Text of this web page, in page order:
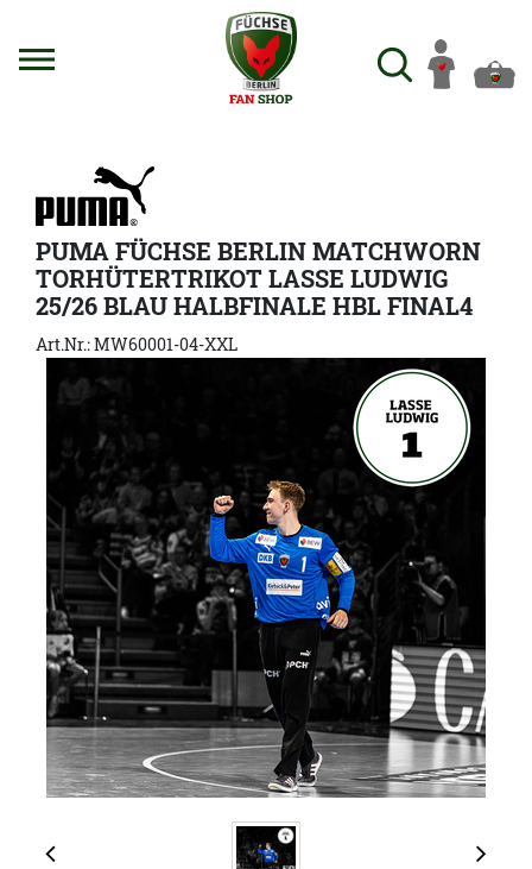
PUMA FÜCHSE BERLIN MATCHWORN
TORHÜTERTRIKOT LASSE LUDWIG
25/26 BLAU HALBFINALE HBL FINAL4
Art.Nr.: MW60001-04-XXL